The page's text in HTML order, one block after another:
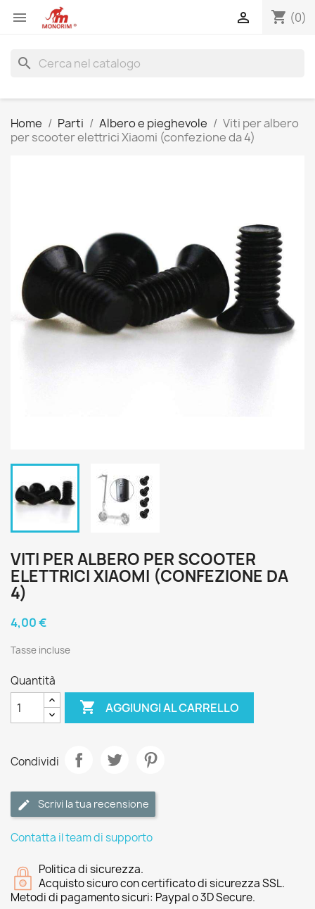
 shopping_cart (0)

search
Home Parti Albero e pieghevole
Viti per albero
per scooter elettrici Xiaomi (confezione da 4)
VITI PER ALBERO PER SCOOTER
ELETTRICI XIAOMI (CONFEZIONE DA
4)
4,00 €
Tasse incluse
Quantità
 AGGIUNGI AL CARRELLO
Condividi
Scrivi la tua recensione
Contatta il team di supporto
Politica di sicurezza.
Acquisto sicuro con certificato di sicurezza SSL.
Metodi di pagamento sicuri: Paypal o 3D Secure.